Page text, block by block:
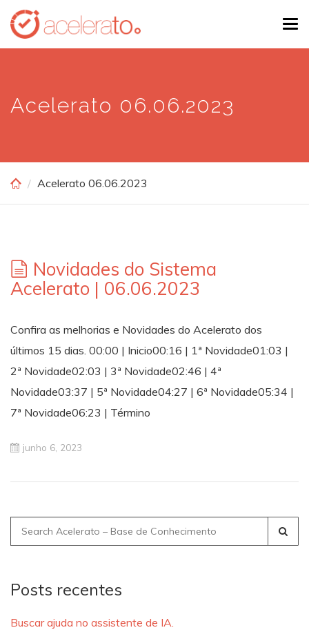
Skip
main
Acelerato 06.06.2023
Acelerato 06.06.2023
Novidades do Sistema
Acelerato | 06.06.2023
Confira as melhorias e Novidades do Acelerato dos
últimos 15 dias. 00:00 | Inicio00:16 | 1ª Novidade01:03 |
2ª Novidade02:03 | 3ª Novidade02:46 | 4ª
Novidade03:37 | 5ª Novidade04:27 | 6ª Novidade05:34 |
7ª Novidade06:23 | Término
junho 6, 2023
Search
for:
Posts recentes
Buscar ajuda no assistente de IA.